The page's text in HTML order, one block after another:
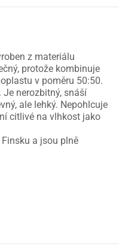
z materiálu
protože kombinuje
v poměru 50:50.
nerozbitný, snáší
ale lehký. Nepohlcuje
citlivé na vlhkost jako
a jsou plně